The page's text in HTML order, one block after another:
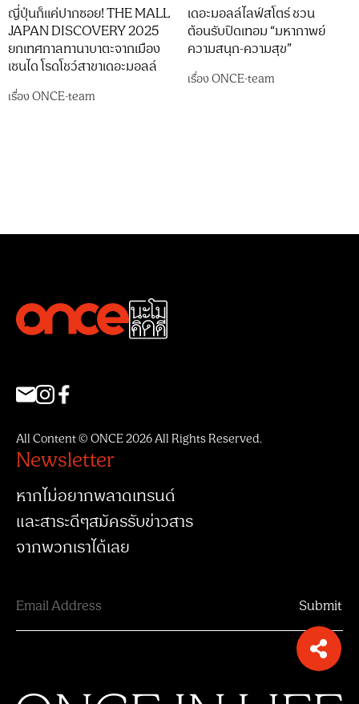
ญี่ปุ่นก็แค่ปากซอย! THE MALL
JAPAN DISCOVERY 2025
ยกเทศกาลทานาบาตะจากเมือง
เซนได โรดโชว์สาขาเดอะมอลล์
เรื่องONCE-team
เดอะมอลล์ไลฟ์สโตร์ ชวน
ต้อนรับปิดเทอม “มหากาพย์
ความสนุก-ความสุข”
เรื่องONCE-team
All Content © ONCE 2026 All Rights Reserved.
Newsletter
หากไม่อยากพลาดเทรนด์
และสาระดีๆสมัครรับข่าวสาร
จากพวกเราได้เลย